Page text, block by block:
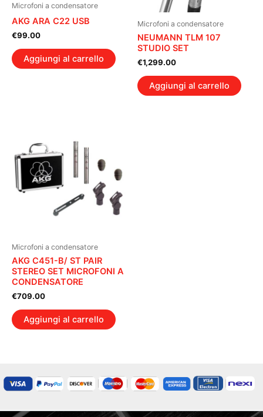
Microfoni a condensatore
AKG ARA C22 USB
€99.00
Aggiungi al carrello
Microfoni a condensatore
NEUMANN TLM 107
STUDIO SET
€1,299.00
Aggiungi al carrello
Microfoni a condensatore
AKG C451-B/ ST PAIR
STEREO SET MICROFONI A
CONDENSATORE
€709.00
Aggiungi al carrello